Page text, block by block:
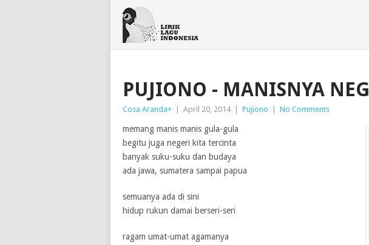
PUJIONO - MANISNYA
Cosa Aranda+ April 20, 2014 Pujiono No Comments
memang manis manis gula-gula
begitu juga negeri kita tercinta
banyak suku-suku dan budaya
ada jawa, sumatera sampai papua
semuanya ada di sini
hidup rukun damai berseri-seri
ragam umat-umat agamanya